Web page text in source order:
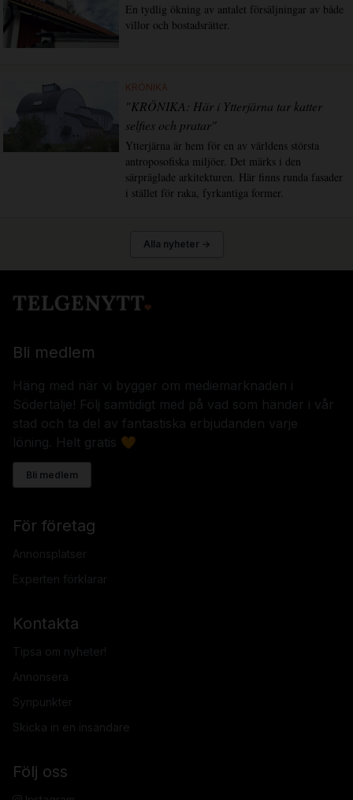
En tydlig ökning av antalet försäljningar av både
villor och bostadsrätter.
KRÖNIKA
"KRÖNIKA: Här i Ytterjärna tar katter
selfies och pratar"
Ytterjärna är hem för en av världens största
antroposofiska miljöer. Det märks i den
särpräglade arkitekturen. Här finns runda fasader
i stället för raka, fyrkantiga former.
Alla nyheter →
Bli medlem
Häng med när vi bygger om mediemarknaden i
Södertälje! Följ samtidigt med på vad som händer i vår
stad och ta del av fantastiska erbjudanden varje
löning. Helt gratis 🧡
Bli medlem
För företag
Annonsplatser
Experten förklarar
Kontakta
Tipsa om nyheter!
Annonsera
Synpunkter
Skicka in en insändare
Följ oss